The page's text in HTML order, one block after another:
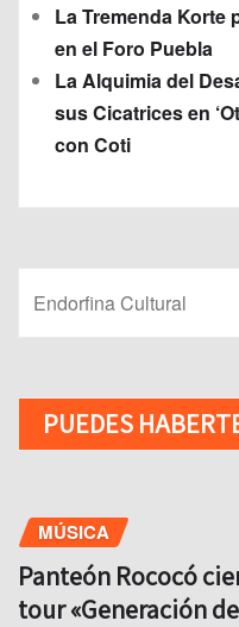
La Tremenda Korte
en el Foro Puebla
La Alquimia del
sus Cicatrices en
con Coti
Endorfina Cultural
PUEDES
MÚSICA
Panteón Rococó
tour «Generación